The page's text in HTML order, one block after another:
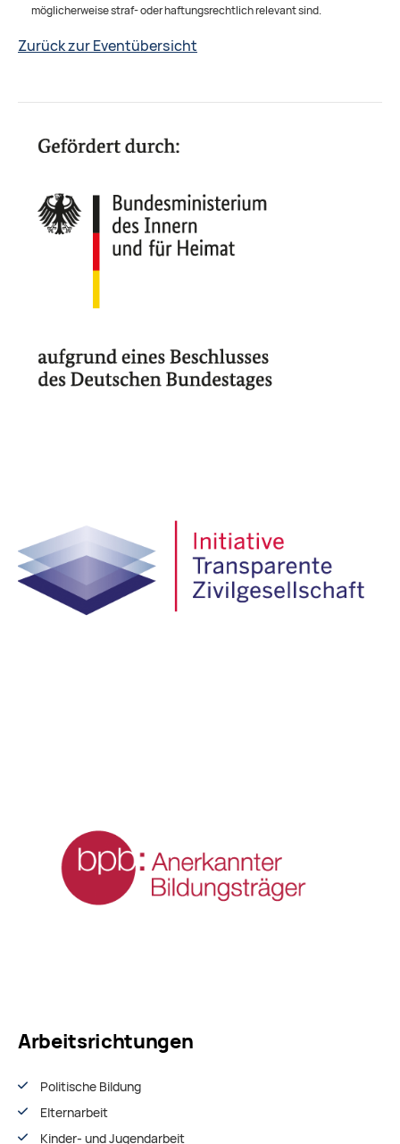
möglicherweise straf- oder haftungsrechtlich relevant sind.
Zurück zur Eventübersicht
Arbeitsrichtungen
Politische Bildung
Elternarbeit
Kinder- und Jugendarbeit